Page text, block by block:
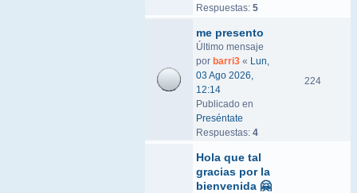
Respuestas: 5
me presento
Último mensaje
por barri3 « Lun,
03 Ago 2026,
12:14
Publicado en
Preséntate
Respuestas: 4
224
Hola que tal
gracias por la
bienvenida 🤗